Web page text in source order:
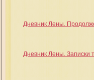
Дневник Лены.
Дневник Лены. Записки